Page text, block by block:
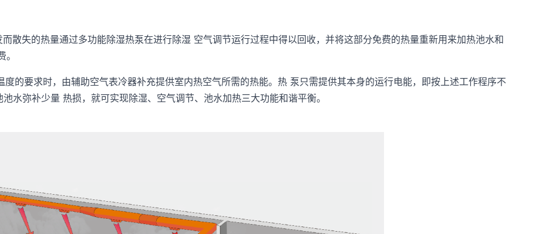
散失的热量通过多功能除湿热泵在进行除湿 空气调节运行过程中得以回收，并将这部分免费的热量重新用来加热池水和
的要求时，由辅助空气表冷器补充提供室内热空气所需的热能。热 泵只需提供其本身的运行电能，即按上述工作程序不
水弥补少量 热损，就可实现除湿、空气调节、池水加热三大功能和谐平衡。